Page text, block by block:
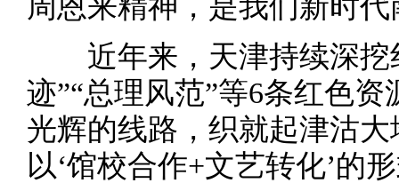
周恩来精神，是我们新时
近年来，天津持续深挖
迹”“总理风范”等6条红色
光辉的线路，织就起津沽
以‘馆校合作+文艺转化’的